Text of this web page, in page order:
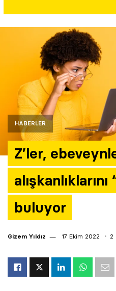
HABERLER
Z’ler,
buluyor
Gizem Yıldız 17 Ekim 2022 2
Araştırma